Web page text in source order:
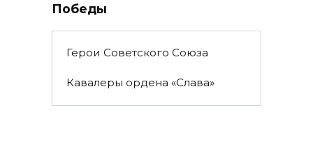
Победы
Герои Советского Союза
Кавалеры ордена «Слава»